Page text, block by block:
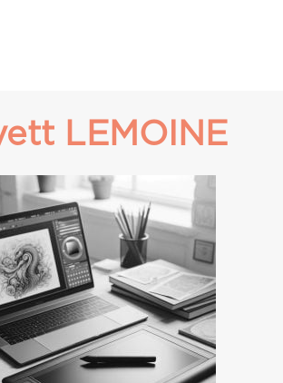
LEMOINE